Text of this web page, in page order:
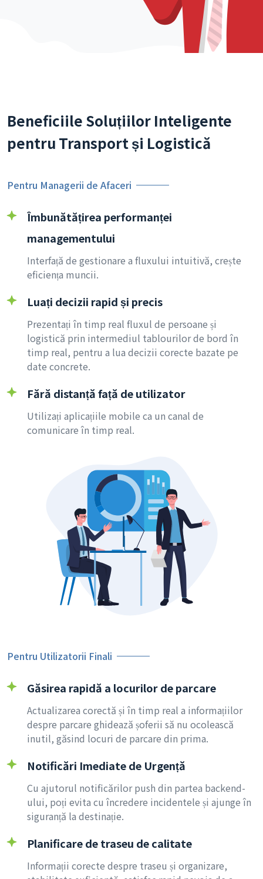
Beneficiile Soluțiilor Inteligente
pentru Transport și Logistică
Pentru Managerii de Afaceri
Îmbunătățirea performanței
managementului
Interfață de gestionare a fluxului intuitivă, crește
eficiența muncii.
Luați decizii rapid și precis
Prezentați în timp real fluxul de persoane și
logistică prin intermediul tablourilor de bord în
timp real, pentru a lua decizii corecte bazate pe
date concrete.
Fără distanță față de utilizator
Utilizați aplicațiile mobile ca un canal de
comunicare în timp real.
Pentru Utilizatorii Finali
Găsirea rapidă a locurilor de parcare
Actualizarea corectă și în timp real a informațiilor
despre parcare ghidează șoferii să nu ocolească
inutil, găsind locuri de parcare din prima.
Notificări Imediate de Urgență
Cu ajutorul notificărilor push din partea backend-
ului, poți evita cu încredere incidentele și ajunge în
siguranță la destinație.
Planificare de traseu de calitate
Informații corecte despre traseu și organizare,